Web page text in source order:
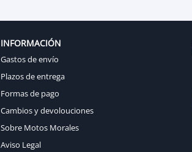
INFORMACIÓN
Gastos de envío
Plazos de entrega
Formas de pago
Cambios y devolouciones
Sobre Motos Morales
Aviso Legal